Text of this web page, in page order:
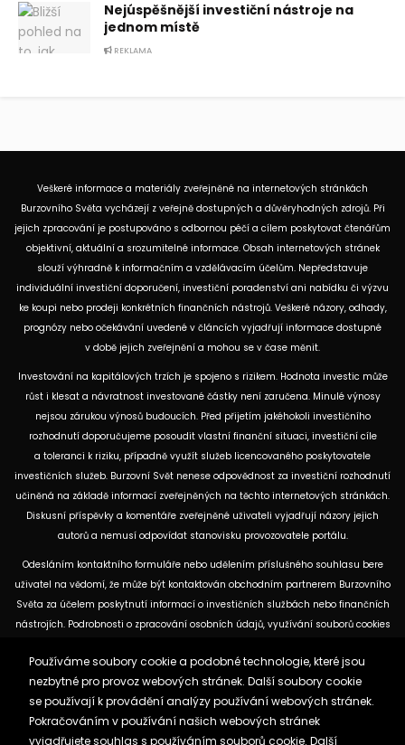
Nejúspěšnější investiční nástroje na
jednom místě
REKLAMA
Veškeré informace a materiály zveřejněné na internetových stránkách
Burzovního Světa vycházejí z veřejně dostupných a důvěryhodných zdrojů. Při
jejich zpracování je postupováno s odbornou péčí a cílem poskytovat čtenářům
objektivní, aktuální a srozumitelné informace. Obsah internetových stránek
slouží výhradně k informačním a vzdělávacím účelům. Nepředstavuje
individuální investiční doporučení, investiční poradenství ani nabídku či výzvu
ke koupi nebo prodeji konkrétních finančních nástrojů. Veškeré názory, odhady,
prognózy nebo očekávání uvedené v článcích vyjadřují informace dostupné
v době jejich zveřejnění a mohou se v čase měnit.
Investování na kapitálových trzích je spojeno s rizikem. Hodnota investic může
růst i klesat a návratnost investované částky není zaručena. Minulé výnosy
nejsou zárukou výnosů budoucích. Před přijetím jakéhokoli investičního
rozhodnutí doporučujeme posoudit vlastní finanční situaci, investiční cíle
a toleranci k riziku, případně využít služeb licencovaného poskytovatele
investičních služeb. Burzovní Svět nenese odpovědnost za investiční rozhodnutí
učiněná na základě informací zveřejněných na těchto internetových stránkách.
Diskusní příspěvky a komentáře zveřejněné uživateli vyjadřují názory jejich
autorů a nemusí odpovídat stanovisku provozovatele portálu.
Odesláním kontaktního formuláře nebo udělením příslušného souhlasu bere
uživatel na vědomí, že může být kontaktován obchodním partnerem Burzovního
Světa za účelem poskytnutí informací o investičních službách nebo finančních
nástrojích. Podrobnosti o zpracování osobních údajů, využívání souborů cookies
dostupných na těchto internetových stránkách. U jednotlivých článků mohou
být uvedeny informace o použitých zdrojích, datu původní analýzy nebo datu,
ke kterému se vztahují uvedené tržní údaje.
Používáme soubory cookie a podobné technologie, které jsou
nezbytné pro provoz webových stránek. Další soubory cookie
se používají k provádění analýzy používání webových stránek.
Pokračováním v používání našich webových stránek
vyjadřujete souhlas s používáním souborů cookie. Další